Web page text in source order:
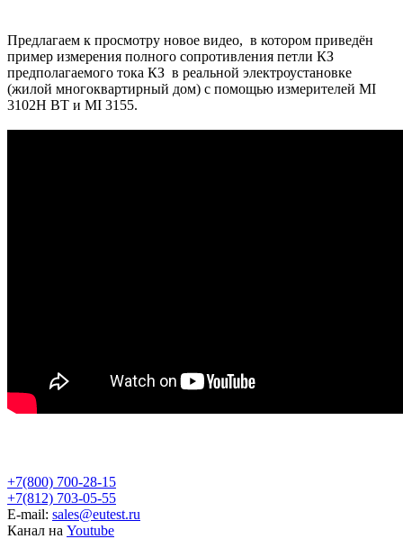
Предлагаем к просмотру новое видео, в котором приведён
пример измерения полного сопротивления петли КЗ
предполагаемого тока КЗ в реальной электроустановке
(жилой многоквартирный дом) с помощью измерителей MI
3102H BT и MI 3155.
+7(800) 700-28-15
+7(812) 703-05-55
E-mail: sales@eutest.ru
Канал на Youtube